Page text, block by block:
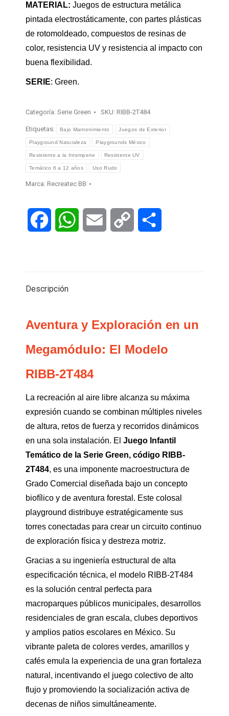
MATERIAL: Juegos de estructura metálica
pintada electrostáticamente, con partes plásticas
de rotomoldeado, compuestos de resinas de
color, resistencia UV y resistencia al impacto con
buena flexibilidad.
SERIE: Green.
Categoría: Serie Green SKU: RIBB-2T484
Etiquetas: Bajo Mantenimiento Juegos de Exterior
Playground Naturaleza Playgrounds México
Resistente a la Intemperie Resistente UV
Temático 6 a 12 años Uso Rudo
Marca: Recreatec BB
Facebook WhatsAppEmail Copy
Descripción
Aventura y Exploración en un
Megamódulo: El Modelo
RIBB-2T484
La recreación al aire libre alcanza su máxima
expresión cuando se combinan múltiples niveles
de altura, retos de fuerza y recorridos dinámicos
en una sola instalación. El Juego Infantil
Temático de la Serie Green, código RIBB-
2T484, es una imponente macroestructura de
Grado Comercial diseñada bajo un concepto
biofílico y de aventura forestal. Este colosal
playground distribuye estratégicamente sus
torres conectadas para crear un circuito continuo
de exploración física y destreza motriz.
Gracias a su ingeniería estructural de alta
especificación técnica, el modelo RIBB-2T484
es la solución central perfecta para
macroparques públicos municipales, desarrollos
residenciales de gran escala, clubes deportivos
y amplios patios escolares en México. Su
vibrante paleta de colores verdes, amarillos y
cafés emula la experiencia de una gran fortaleza
natural, incentivando el juego colectivo de alto
flujo y promoviendo la socialización activa de
decenas de niños simultáneamente.